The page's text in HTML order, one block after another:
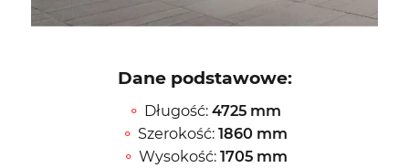
Dane podstawowe:
Długość: 4725 mm
Szerokość: 1860 mm
Wysokość: 1705 mm